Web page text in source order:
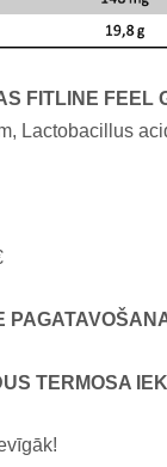
FITLINE FEEL
Lactobacillus
TERMOSA